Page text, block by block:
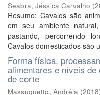
Seabra, Jéssica Carvalho (
Resumo: Cavalos são
em seu ambiente
pastando, percorrendo
Cavalos domesticados são
Forma física,
alimentares e níveis de
de corte
Massuquetto, Andréia (2018